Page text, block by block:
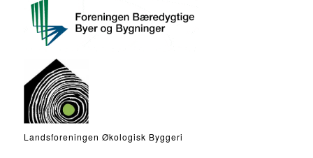
Landsforeningen Økologisk Byggeri